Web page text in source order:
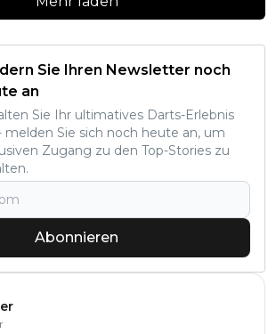
Sie Ihren Newsletter noch
an
Sie Ihr ultimatives Darts-Erlebnis
melden Sie sich noch heute an, um
Zugang zu den Top-Stories zu
Abonnieren